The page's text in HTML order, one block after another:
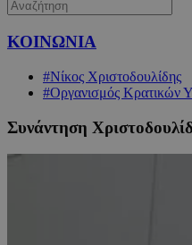
ΚΟΙΝΩΝΙΑ
#Νίκος Χριστοδουλίδης
#Οργανισμός Κρατικών
Συνάντηση